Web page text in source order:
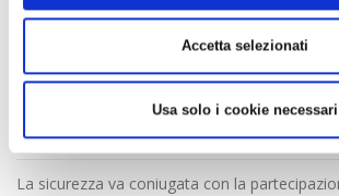
Accetta selezionati
Usa solo i cookie necessari
ARTICOLI RECENTI
L’alternativa al salario minimo che viene da
Contenuti e pratica unitaria prima dei nomi
La sicurezza va coniugata con la